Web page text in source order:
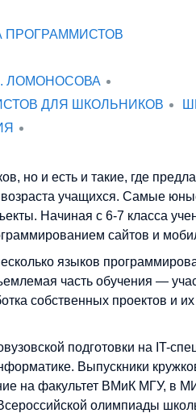
ПРОГРАММИСТОВ
ЛОМОНОСОВА
ДЛЯ ШКОЛЬНИКОВ
но и есть и такие, где
учащихся. Самые
Начиная с 6-7 класса
сайтов и
языков
часть обучения —
собственных проектов и
подготовки на IT-
Выпускники
на факультет ВМиК МГУ,
олимпиады